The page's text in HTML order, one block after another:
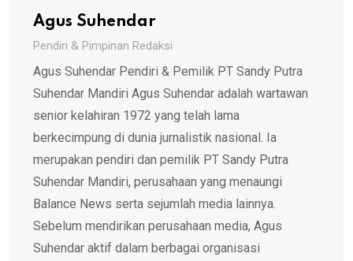
Agus Suhendar
Pendiri & Pimpinan Redaksi
Agus Suhendar Pendiri & Pemilik PT Sandy Putra
Suhendar Mandiri Agus Suhendar adalah wartawan
senior kelahiran 1972 yang telah lama
berkecimpung di dunia jurnalistik nasional. Ia
merupakan pendiri dan pemilik PT Sandy Putra
Suhendar Mandiri, perusahaan yang menaungi
Balance News serta sejumlah media lainnya.
Sebelum mendirikan perusahaan media, Agus
Suhendar aktif dalam berbagai organisasi